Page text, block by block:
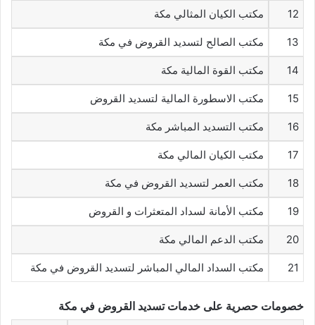
12 مكتب الكيان المثالي مكة
13 مكتب الصالح لتسديد القروض في مكة
14 مكتب القوة المالية مكة
15 مكتب الاسطورة المالية لتسديد القروض
16 مكتب التسديد المباشر مكة
17 مكتب الكيان المالي مكة
18 مكتب العمر لتسديد القروض في مكة
19 مكتب الأمانة لسداد المتعثرات و القروض
20 مكتب الدعم المالي مكة
21 مكتب السداد المالي المباشر لتسديد القروض في مكة
خصومات حصرية على خدمات تسديد القروض في مكة